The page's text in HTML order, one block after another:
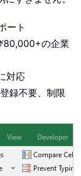
ート
80,000+の企業
対応
録不要、制限